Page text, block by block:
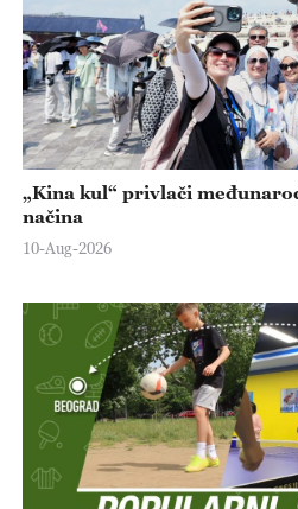
„Kina kul“ privlači
načina
10-Aug-2026